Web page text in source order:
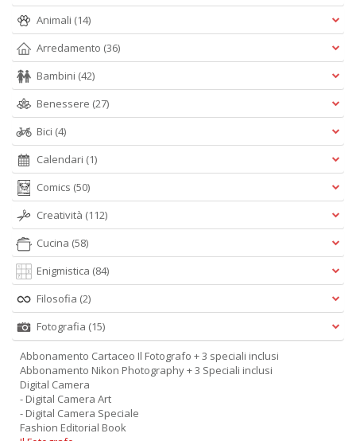
Animali (14)
Arredamento (36)
Bambini (42)
Benessere (27)
Bici (4)
Calendari (1)
Comics (50)
Creatività (112)
Cucina (58)
Enigmistica (84)
Filosofia (2)
Fotografia (15)
Abbonamento Cartaceo Il Fotografo + 3 speciali inclusi
Abbonamento Nikon Photography + 3 Speciali inclusi
Digital Camera
- Digital Camera Art
- Digital Camera Speciale
Fashion Editorial Book